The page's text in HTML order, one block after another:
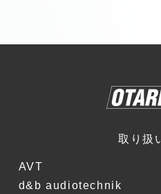
取り扱
AVT
d&b audiotechnik